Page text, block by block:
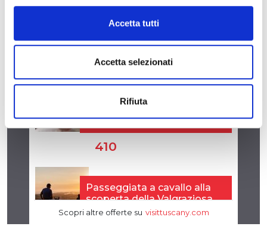
Accetta tutti
Accetta selezionati
Rifiuta